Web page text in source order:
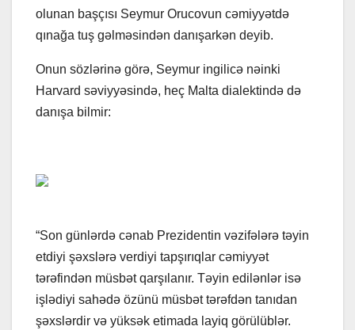
olunan başçısı Seymur Orucovun cəmiyyətdə
qınağa tuş gəlməsindən danışarkən deyib.
Onun sözlərinə görə, Seymur ingilicə nəinki
Harvard səviyyəsində, heç Malta dialektində də
danışa bilmir:
“Son günlərdə cənab Prezidentin vəzifələrə təyin
etdiyi şəxslərə verdiyi tapşırıqlar cəmiyyət
tərəfindən müsbət qarşılanır. Təyin edilənlər isə
işlədiyi sahədə özünü müsbət tərəfdən tanıdan
şəxslərdir və yüksək etimada layiq görülüblər.